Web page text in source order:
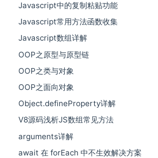
Javascript中的复制粘贴功能
Javascript常用方法函数收集
Javascript数组详解
OOP之原型与原型链
OOP之类与对象
OOP之面向对象
Object.defineProperty详解
V8源码浅析JS数组常见方法
arguments详解
await 在 forEach 中不生效解决方案